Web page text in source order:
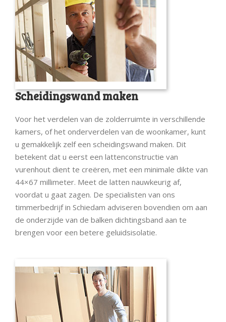
Scheidingswand maken
Voor het verdelen van de zolderruimte in verschillende
kamers, of het onderverdelen van de woonkamer, kunt
u gemakkelijk zelf een scheidingswand maken. Dit
betekent dat u eerst een lattenconstructie van
vurenhout dient te creëren, met een minimale dikte van
44×67 millimeter. Meet de latten nauwkeurig af,
voordat u gaat zagen. De specialisten van ons
timmerbedrijf in Schiedam adviseren bovendien om aan
de onderzijde van de balken dichtingsband aan te
brengen voor een betere geluidsisolatie.